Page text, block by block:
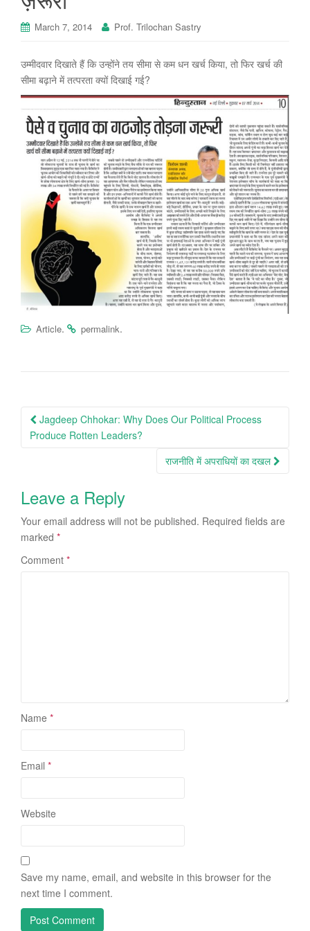
March 7, 2014 Prof. Trilochan Sastry
उम्मीदवार दिखाते हैं कि उन्होंने तय सीमा से कम धन खर्च किया, तो फिर खर्च की
सीमा बढ़ाने में तत्परता क्यों दिखाई गई?
Article. permalink.
Post
navigation
Jagdeep Chhokar: Why Does Our Political Process
Produce Rotten Leaders?
राजनीति में अपराधियों का दखल
Leave a Reply
Your email address will not be published. Required fields are
marked *
Comment *
Name *
Email *
Website
Save my name, email, and website in this browser for the
next time I comment.